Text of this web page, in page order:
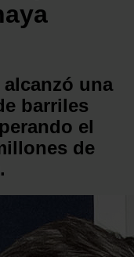
una
barriles
el
de